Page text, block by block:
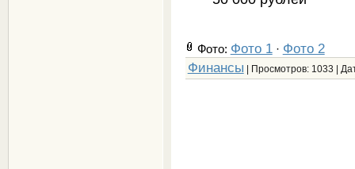
Фото: Фото 1· Фото 2
Финансы | Просмотров: 1033 |